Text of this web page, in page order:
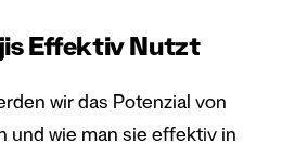
Effektiv Nutzt
wir das Potenzial von
und wie man sie effektiv in